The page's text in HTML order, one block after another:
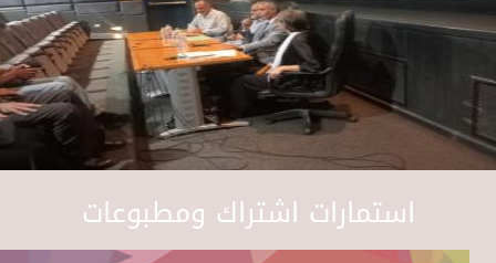
استمارات اشتراك ومطبوعات